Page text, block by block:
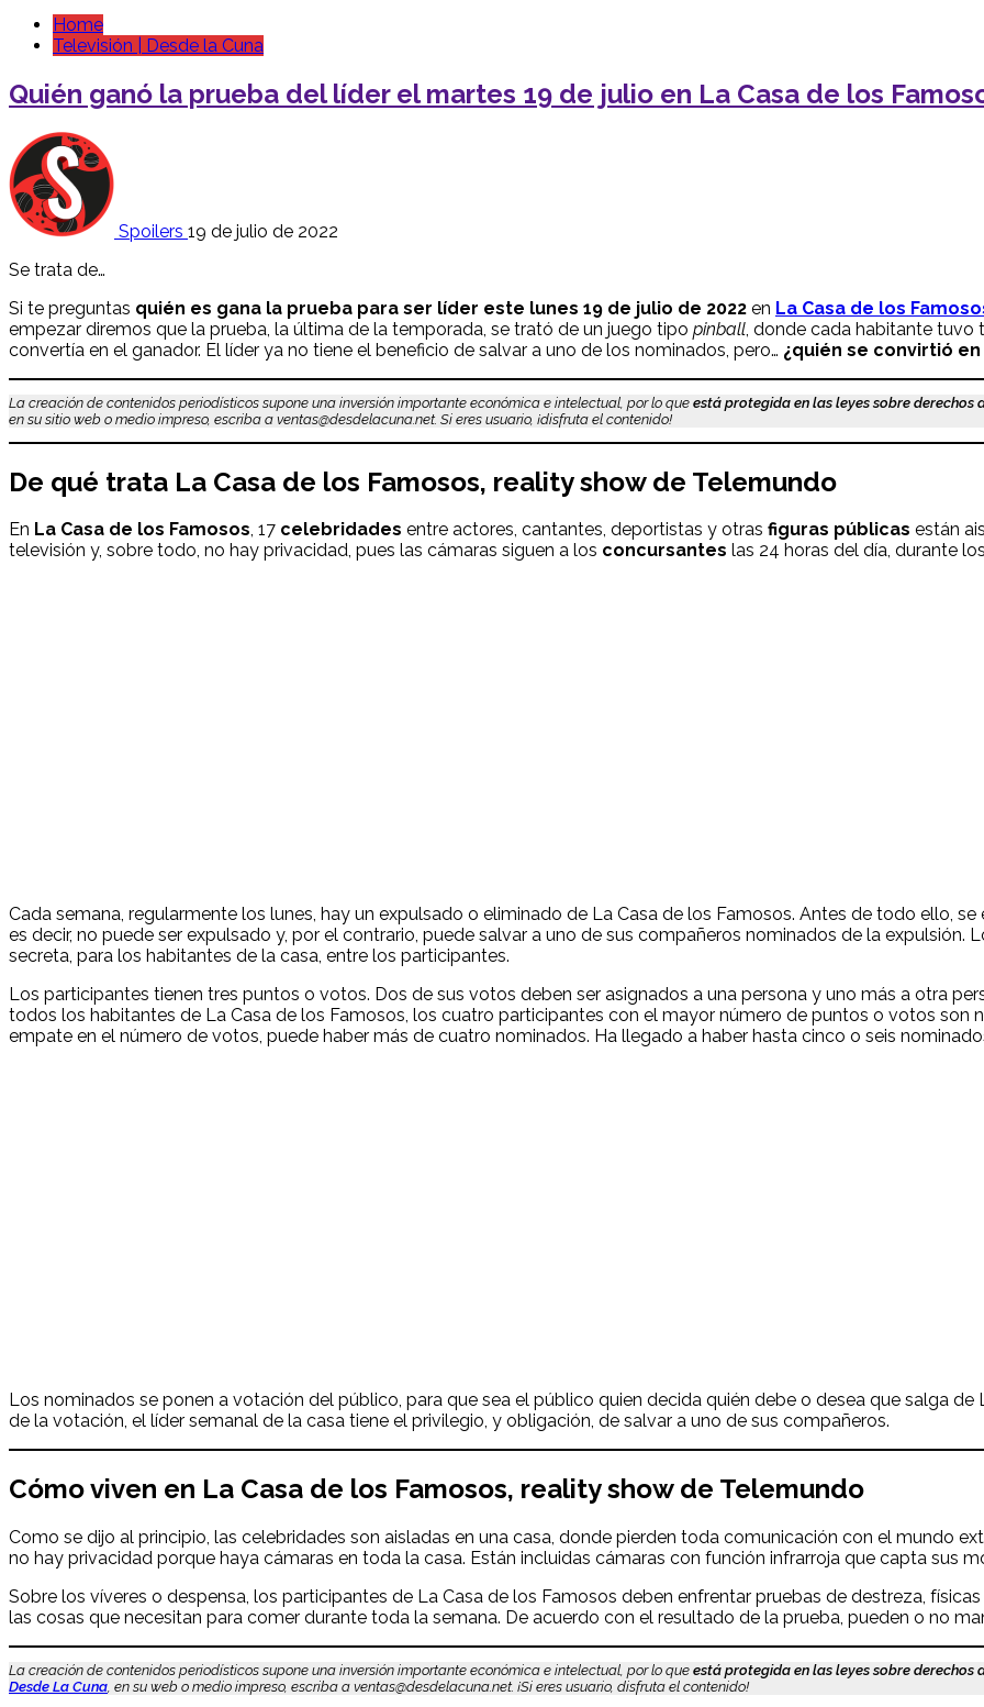
Home
Televisión | Desde la Cuna
Quién ganó la prueba del líder el martes 19 de julio en La Casa de los
Spoilers 19 de julio de 2022
Se trata de…
Si te preguntas quién es gana la prueba para ser líder este lunes 19 de julio de 2022 en La Casa de los
empezar diremos que la prueba, la última de la temporada, se trató de un juego tipo pinball , donde cada habitante tuvo
convertía en el ganador. El líder ya no tiene el beneficio de salvar a uno de los nominados, pero… ¿quién se convirtió
La creación de contenidos periodísticos supone una inversión importante económica e intelectual, por lo que está protegida en las leyes sobre derechos
en su sitio web o medio impreso, escriba a ventas@desdelacuna.net. Si eres usuario, ¡disfruta el contenido!
De qué trata La Casa de los Famosos, reality show de Telemundo
En La Casa de los Famosos, 17 celebridades entre actores, cantantes, deportistas y otras figuras públicas están
televisión y, sobre todo, no hay privacidad, pues las cámaras siguen a los concursantes las 24 horas del día, durante
Cada semana, regularmente los lunes, hay un expulsado o eliminado de La Casa de los Famosos. Antes de todo ello,
es decir, no puede ser expulsado y, por el contrario, puede salvar a uno de sus compañeros nominados de la
secreta, para los habitantes de la casa, entre los participantes.
Los participantes tienen tres puntos o votos. Dos de sus votos deben ser asignados a una persona y uno más a otra
todos los habitantes de La Casa de los Famosos, los cuatro participantes con el mayor número de puntos o votos son
empate en el número de votos, puede haber más de cuatro nominados. Ha llegado a haber hasta cinco o seis
Los nominados se ponen a votación del público, para que sea el público quien decida quién debe o desea que salga
de la votación, el líder semanal de la casa tiene el privilegio, y obligación, de salvar a uno de sus compañeros.
Cómo viven en La Casa de los Famosos, reality show de Telemundo
Como se dijo al principio, las celebridades son aisladas en una casa, donde pierden toda comunicación con el mundo
no hay privacidad porque haya cámaras en toda la casa. Están incluidas cámaras con función infrarroja que capta sus
Sobre los víveres o despensa, los participantes de La Casa de los Famosos deben enfrentar pruebas de destreza,
las cosas que necesitan para comer durante toda la semana. De acuerdo con el resultado de la prueba, pueden o no
La creación de contenidos periodísticos supone una inversión importante económica e intelectual, por lo que está protegida en las leyes sobre derechos
Desde La Cuna, en su web o medio impreso, escriba a ventas@desdelacuna.net. ¡Si eres usuario, disfruta el contenido!